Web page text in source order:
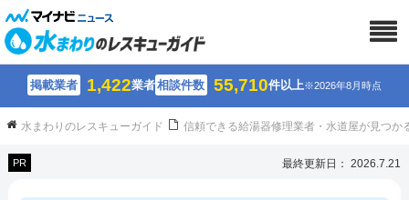
掲載業者 1,422業者相談件数 55,710件以上※2026年8月時点
水まわりのレスキューガイド 信頼できる給湯器修理業者・水道屋が見つか
PR 最終更新日： 2026.7.21